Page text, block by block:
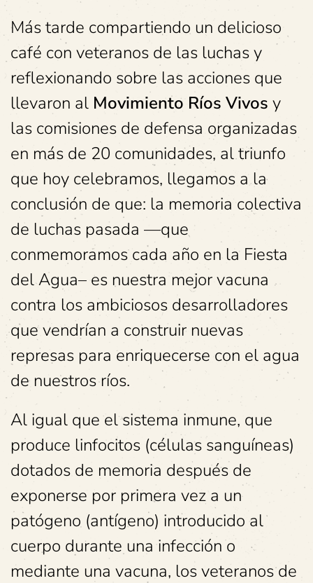
Más tarde compartiendo un delicioso
café con veteranos de las luchas y
reflexionando sobre las acciones que
llevaron al Movimiento Ríos Vivos y
las comisiones de defensa organizadas
en más de 20 comunidades, al triunfo
que hoy celebramos, llegamos a la
conclusión de que: la memoria colectiva
de luchas pasada —que
conmemoramos cada año en la Fiesta
del Agua– es nuestra mejor vacuna
contra los ambiciosos desarrolladores
que vendrían a construir nuevas
represas para enriquecerse con el agua
de nuestros ríos.
Al igual que el sistema inmune, que
produce linfocitos (células sanguíneas)
dotados de memoria después de
exponerse por primera vez a un
patógeno (antígeno) introducido al
cuerpo durante una infección o
mediante una vacuna, los veteranos de